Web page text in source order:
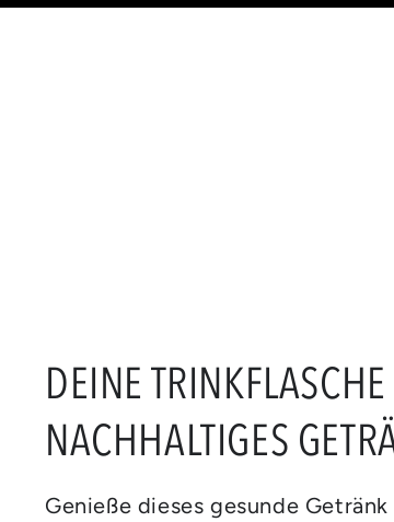
DEINE
NACHHALTIGES
Genieße dieses gesunde